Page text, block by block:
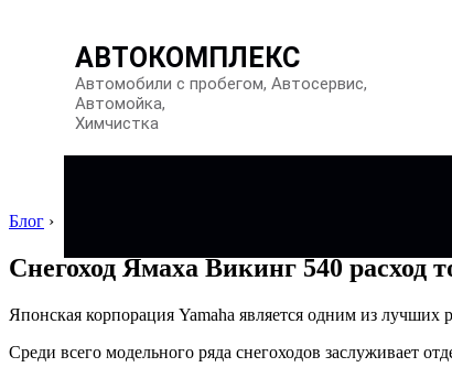
АВТОКОМПЛЕКС
Автомобили с пробегом, Автосервис,
Автомойка,
Химчистка
Блог ›
Снегоход Ямаха Викинг 540 расход
Японская корпорация Yamaha является одним из
Среди всего модельного ряда снегоходов заслуживает